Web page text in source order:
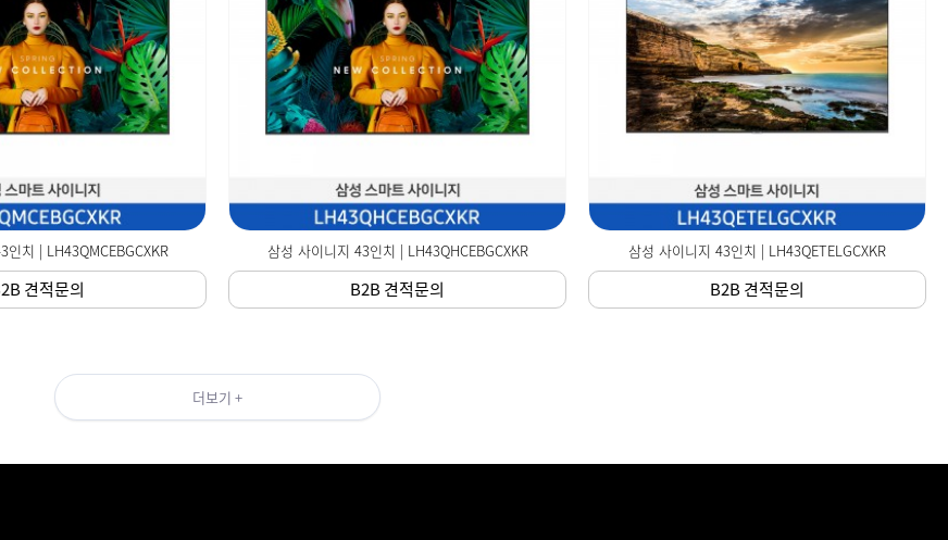
인치 | LH43QMCEBGCXKR
견적문의
삼성 사이니지 43인치 | LH43QHCEBGCXKR
B2B 견적문의
삼성 사이니지 43인치 | LH43QETELGCXKR
B2B 견적문의
더보기 +